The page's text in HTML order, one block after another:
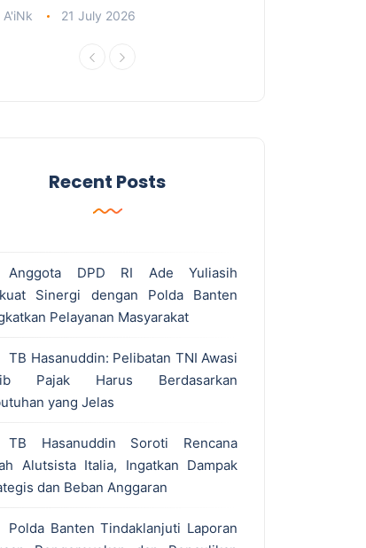
A'iNk 21 July 2026
Recent Posts
Anggota DPD RI Ade Yuliasih
Sinergi dengan Polda Banten
Pelayanan Masyarakat
TB Hasanuddin: Pelibatan TNI Awasi
Pajak Harus Berdasarkan
yang Jelas
TB Hasanuddin Soroti Rencana
Alutsista Italia, Ingatkan Dampak
dan Beban Anggaran
Polda Banten Tindaklanjuti Laporan